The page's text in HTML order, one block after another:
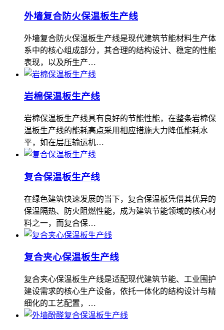
外墙复合防火保温板生产线
外墙复合防火保温板生产线是现代建筑节能材料生产体
系中的核心组成部分，其合理的结构设计、稳定的性能
表现，以及所生产…
岩棉保温板生产线
岩棉保温板生产线具有良好的节能性能，在整条岩棉保
温板生产线的能耗高点采用相应措施大力降低能耗水
平，如在层压输运机…
复合保温板生产线
在绿色建筑快速发展的当下，复合保温板凭借其优异的
保温隔热、防火阻燃性能，成为建筑节能领域的核心材
料之一，而复合保…
复合夹心保温板生产线
复合夹心保温板生产线是适配现代建筑节能、工业围护
建设需求的核心生产设备，依托一体化的结构设计与精
细化的工艺配置，…